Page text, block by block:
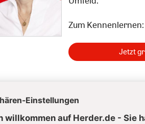
Zum
Jetzt